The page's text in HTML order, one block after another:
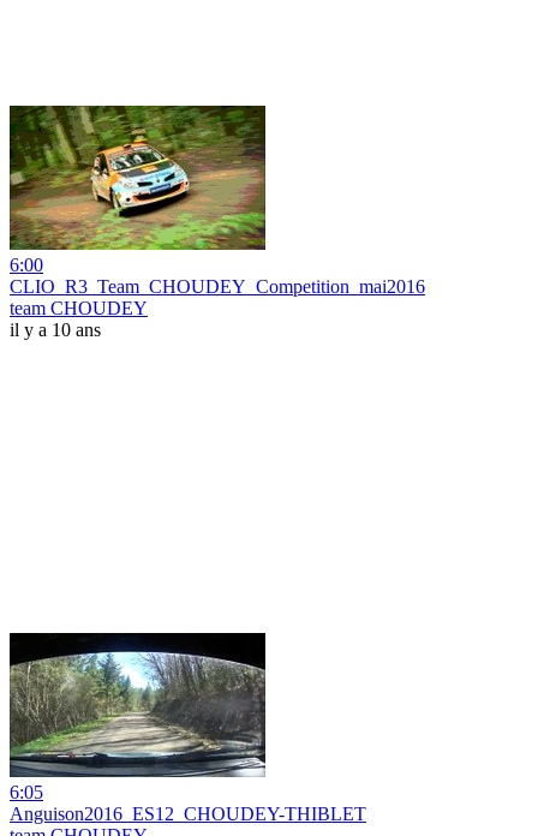
6:00
CLIO_R3_Team_CHOUDEY_Competition_mai2016
team CHOUDEY
il y a 10 ans
6:05
Anguison2016_ES12_CHOUDEY-THIBLET